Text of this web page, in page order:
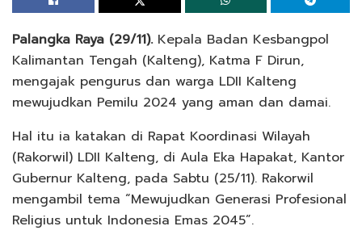
Palangka Raya (29/11).Kepala Badan Kesbangpol
Kalimantan Tengah (Kalteng), Katma F Dirun,
mengajak pengurus dan warga LDII Kalteng
mewujudkan Pemilu 2024 yang aman dan damai.
Hal itu ia katakan di Rapat Koordinasi Wilayah
(Rakorwil) LDII Kalteng, di Aula Eka Hapakat, Kantor
Gubernur Kalteng, pada Sabtu (25/11). Rakorwil
mengambil tema “Mewujudkan Generasi Profesional
Religius untuk Indonesia Emas 2045”.